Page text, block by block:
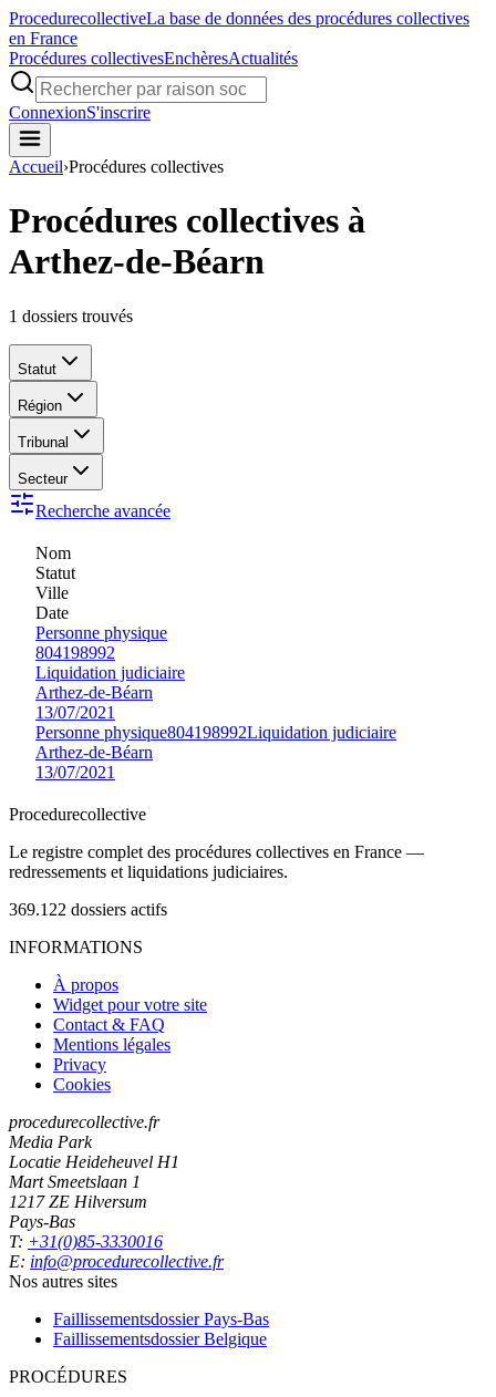
ProcedurecollectiveLa base de données des procédures collectives
en France
Procédures collectivesEnchèresActualités
ConnexionS'inscrire
Accueil›Procédures collectives
Procédures collectives à
Arthez-de-Béarn
1 dossiers trouvés
Statut
Région
Tribunal
Secteur
Recherche avancée
Nom
Statut
Ville
Date
Personne physique
804198992
Liquidation judiciaire
Arthez-de-Béarn
13/07/2021
Personne physique804198992Liquidation judiciaire
Arthez-de-Béarn
13/07/2021
Procedurecollective
Le registre complet des procédures collectives en France —
redressements et liquidations judiciaires.
369.122 dossiers actifs
INFORMATIONS
À propos
Widget pour votre site
Contact & FAQ
Mentions légales
Privacy
Cookies
procedurecollective.fr
Media Park
Locatie Heideheuvel H1
Mart Smeetslaan 1
1217 ZE Hilversum
Pays-Bas
T: +31(0)85-3330016
E: info@procedurecollective.fr
Nos autres sites
Faillissementsdossier Pays-Bas
Faillissementsdossier Belgique
PROCÉDURES